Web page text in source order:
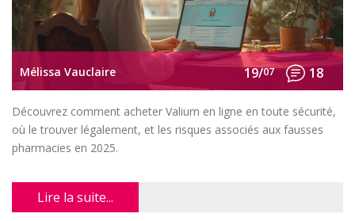
Mélissa Vauclaire 19/07 18
Découvrez comment acheter Valium en ligne en toute sécurité,
où le trouver légalement, et les risques associés aux fausses
pharmacies en 2025.
Lire la suite...